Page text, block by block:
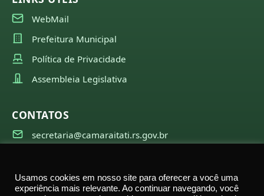
WebMail
Prefeitura Municipal
Política de Privacidade
Assembleia Legislativa
CONTATOS
secretaria@camaraitati.rs.gov.br
Usamos cookies em nosso site para oferecer a você uma
experiência mais relevante. Ao continuar navegando, você